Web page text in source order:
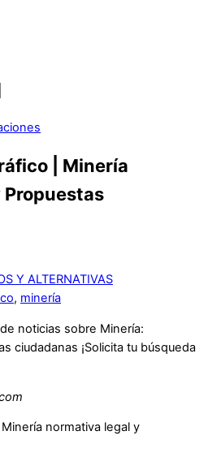
| Minería
Y ALTERNATIVAS
, minería
noticias sobre Minería:
ciudadanas ¡Solicita tu búsqueda